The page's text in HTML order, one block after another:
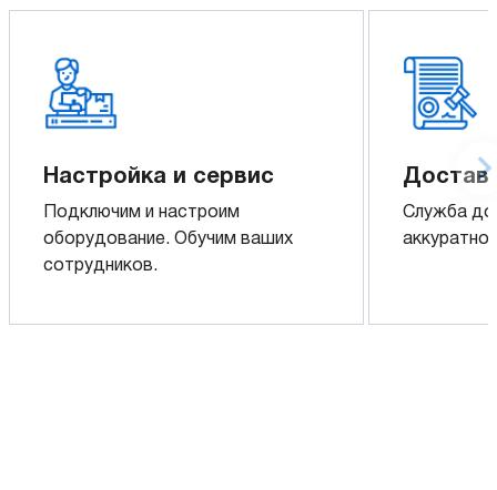
Настройка и сервис
Подключим и настроим
оборудование. Обучим ваших
сотрудников.
Служба
аккуратно